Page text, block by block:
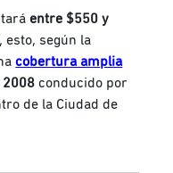
entre $550 y
, esto, según la
cobertura amplia
2008conducido por
de la Ciudad de